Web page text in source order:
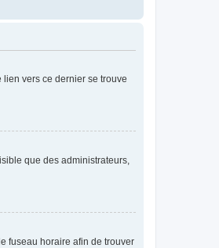
vers ce dernier se trouve
que des administrateurs,
fuseau horaire afin de trouver